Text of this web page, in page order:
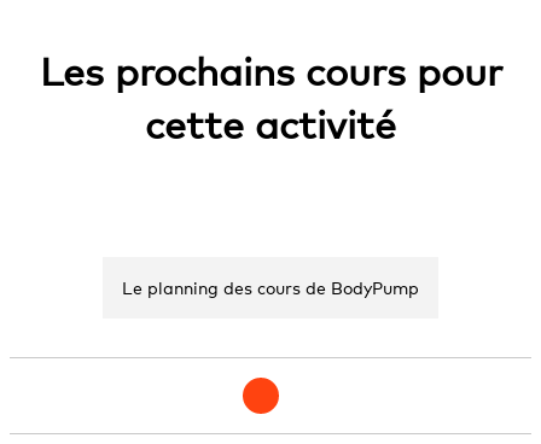
Les prochains cours pour
cette activité
Le planning des cours de BodyPump